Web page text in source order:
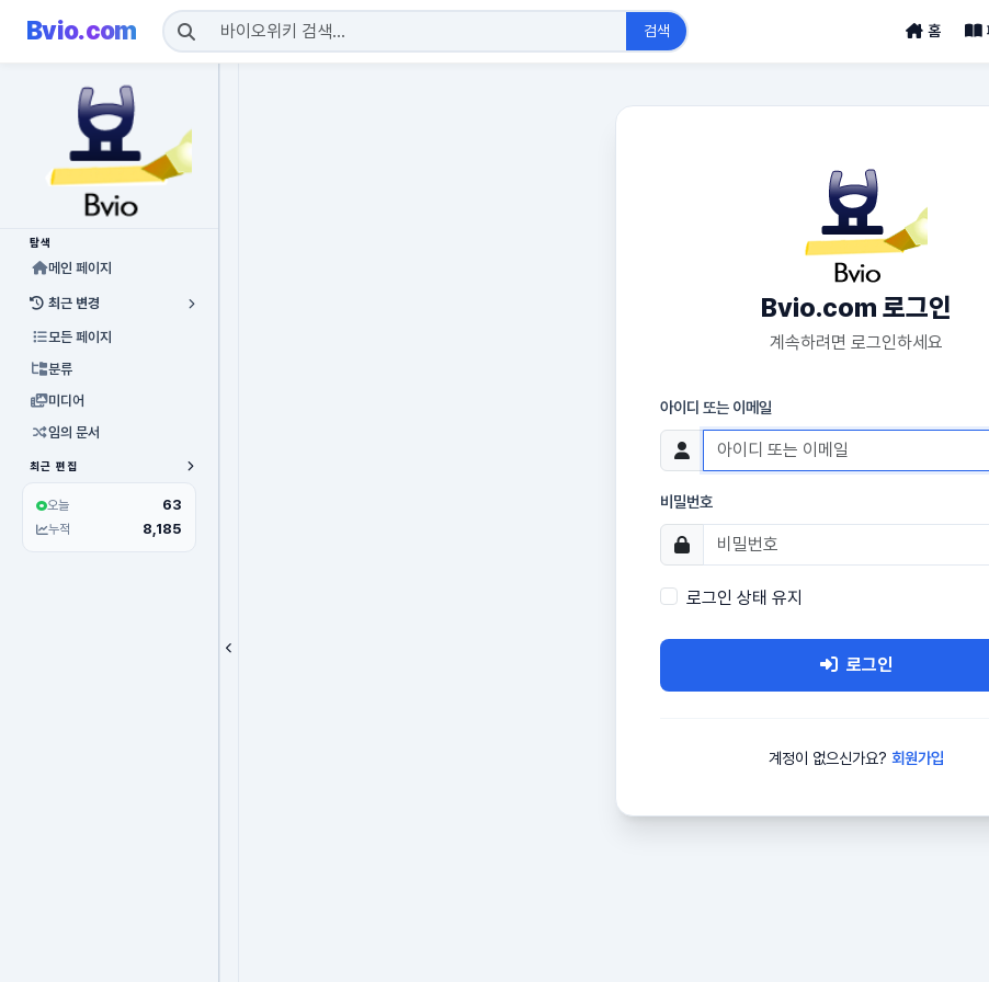
Bvio.com 검색 홈
탐색
메인 페이지
최근 변경
모든 페이지
분류
미디어
임의 문서
최근 편집
오늘 63
누적 8,185
Bvio.com 로그인
계속하려면 로그인하세요
아이디 또는 이메일
비밀번호
로그인 상태 유지
로그인
계정이 없으신가요? 회원가입